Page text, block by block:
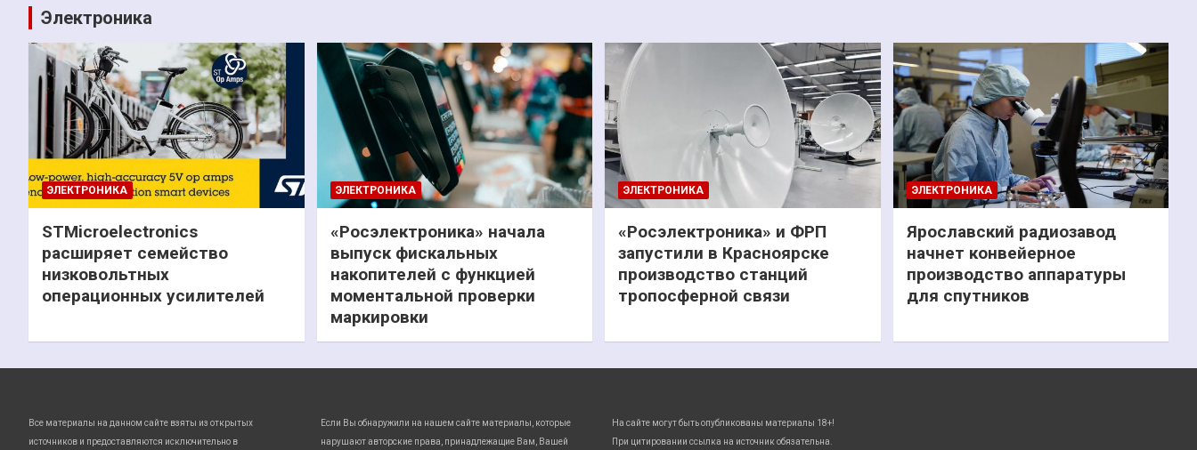
Электроника
ЭЛЕКТРОНИКА
STMicroelectronics
расширяет семейство
низковольтных
операционных усилителей
ЭЛЕКТРОНИКА
«Росэлектроника» начала
выпуск фискальных
накопителей с функцией
моментальной проверки
маркировки
ЭЛЕКТРОНИКА
«Росэлектроника» и ФРП
запустили в Красноярске
производство станций
тропосферной связи
ЭЛЕКТРОНИКА
Ярославский радиозавод
начнет конвейерное
производство аппаратуры
для спутников
Все материалы на данном сайте взяты из открытых
источников и предоставляются исключительно в
Если Вы обнаружили на нашем сайте материалы, которые
нарушают авторские права, принадлежащие Вам, Вашей
На сайте могут быть опубликованы материалы 18+!
При цитировании ссылка на источник обязательна.